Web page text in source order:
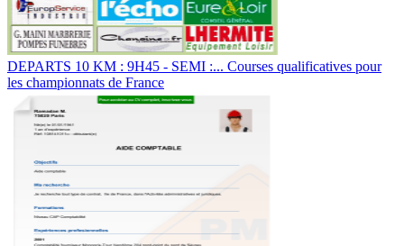
DEPARTS 10 KM : 9H45 - SEMI :... Courses qualificatives pour
les championnats de France